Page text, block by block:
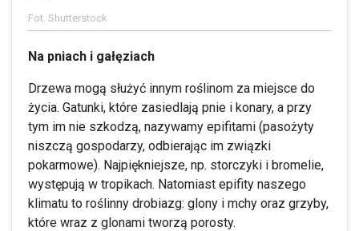
Fot. Shutterstock
Na pniach i gałęziach
Drzewa mogą służyć innym roślinom za miejsce do
życia. Gatunki, które zasiedlają pnie i konary, a przy
tym im nie szkodzą, nazywamy epifitami (pasożyty
niszczą gospodarzy, odbierając im związki
pokarmowe). Najpiękniejsze, np. storczyki i bromelie,
występują w tropikach. Natomiast epifity naszego
klimatu to roślinny drobiazg: glony i mchy oraz grzyby,
które wraz z glonami tworzą porosty.